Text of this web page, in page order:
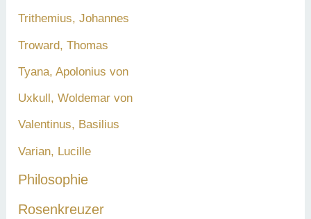
Trithemius, Johannes
Troward, Thomas
Tyana, Apolonius von
Uxkull, Woldemar von
Valentinus, Basilius
Varian, Lucille
Philosophie
Rosenkreuzer